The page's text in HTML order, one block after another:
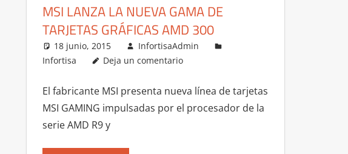
MSI LANZA LA NUEVA GAMA DE
TARJETAS GRÁFICAS AMD 300
18 junio, 2015
InfortisaAdmin
Infortisa
Deja un comentario
El fabricante MSI presenta nueva línea de tarjetas
MSI GAMING impulsadas por el procesador de la
serie AMD R9 y